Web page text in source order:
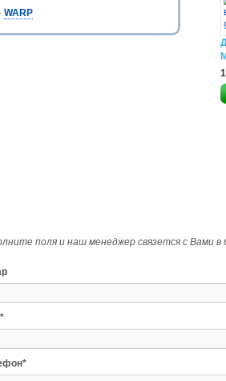
WARP
поля и наш менеджер связется с Вами